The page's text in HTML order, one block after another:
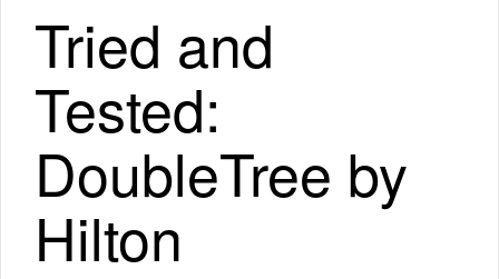
Tried and
Tested:
DoubleTree by
Hilton